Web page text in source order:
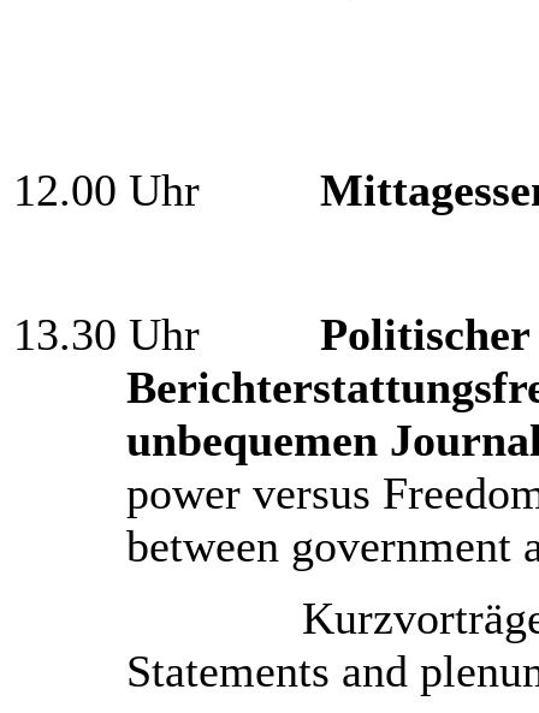
12.00 Uhr
13.30 Uhr
unbequemen
power versus
between
Kurzvorträge und
Statements and